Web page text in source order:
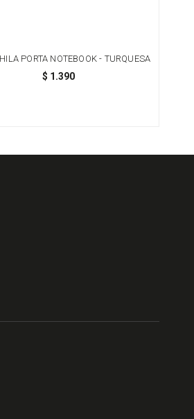
PORTA NOTEBOOK - TURQUESA
$ 1.390